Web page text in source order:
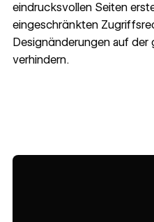
eindrucksvollen Seiten
eingeschränkten
Designänderungen auf der
verhindern.